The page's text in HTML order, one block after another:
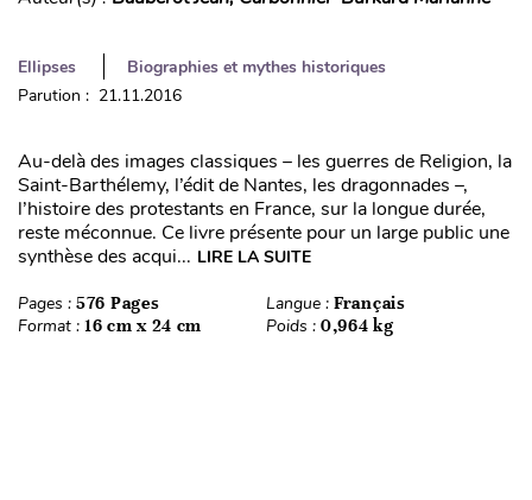
Ellipses
Biographies et mythes historiques
Parution : 21.11.2016
Au-delà des images classiques – les guerres de Religion, la
Saint-Barthélemy, l’édit de Nantes, les dragonnades –,
l’histoire des protestants en France, sur la longue durée,
reste méconnue. Ce livre présente pour un large public une
synthèse des acqui... LIRE LA SUITE
Pages : 576 Pages Langue : Français
Format : 16 cm x 24 cm Poids : 0,964 kg